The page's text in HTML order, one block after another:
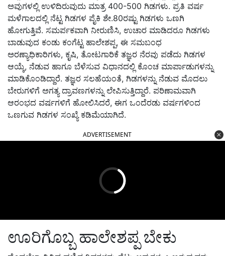
ಅವುಗಳಲ್ಲಿ ಉಳಿದಿರುವುದು ಮಾತ್ರ 400-500 ಗಿಡಗಳು. ಪ್ರತಿ ವರ್ಷ
ಮಳೆಗಾಲದಲ್ಲಿ ನೆಟ್ಟ ಗಿಡಗಳ ಪೈಕಿ ಶೇ.80ರಷ್ಟು ಗಿಡಗಳು ಒಣಗಿ
ಹೋಗುತ್ತಿವೆ. ಸಮರ್ಪಕವಾಗಿ ನೀರುಣಿಸಿ, ಉಚಾರ ಮಾಡಿದರೂ ಗಿಡಗಳು
ಬಾಡುವುದ ಕಂಡು ಕಂಗೆಟ್ಟ ಹಾಲೇಶಪ್ಪ, ಈ ಸಮಬಂಧ
ಅರಣ್ಯಾಧಿಕಾರಿಗಳು, ಕೃಷಿ, ತೋಟಗಾರಿಕೆ ತಜ್ಞರ ನೆರವು ಪಡೆದು ಗಿಡಗಳ
ಆಯ್ಕೆ, ನೆಡುವ ಹಾಗೂ ಬೆಳೆಸುವ ವಿಧಾನದಲ್ಲಿ ಕೊಂಚ ಮಾರ್ಪಾಡುಗಳನ್ನು
ಮಾಡಿಕೊಂಡಿದ್ದಾರೆ. ತಜ್ಞರ ಸಲಹೆಯಂತೆ, ಗಿಡಗಳನ್ನು ನೆಡುವ ಮೊದಲು
ಬೇರುಗಳಿಗೆ ಅಗತ್ಯ ದ್ರಾವಣಗಳನ್ನು ಲೇಪಿಸುತ್ತಿದ್ದಾರೆ. ಪರಿಣಾಮವಾಗಿ
ಆರಂಭದ ವರ್ಷಗಳಿಗೆ ಹೋಲಿಸಿದರೆ, ಈಗ ಒಂದೆರಡು ವರ್ಷಗಳಿಂದ
ಒಣಗುವ ಗಿಡಗಳ ಸಂಖ್ಯೆ ಕಡಿಮೆಯಾಗಿದೆ.
ADVERTISEMENT
ಊರಿಗೊಬ್ಬ ಹಾಲೇಶಪ್ಪ ಬೇಕು